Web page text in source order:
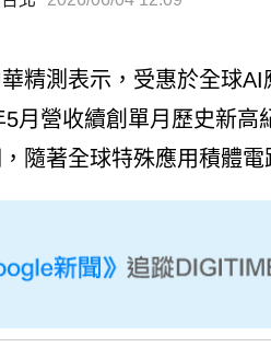
精測表示，受惠於全球
月營收續創單月歷史新
隨著全球特殊應用積體